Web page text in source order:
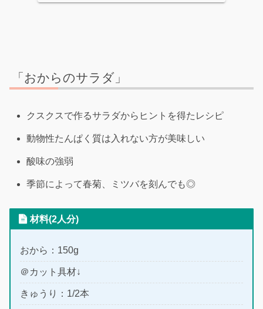
「おからのサラダ」
クスクスで作るサラダからヒントを得たレシピ
動物性たんぱく質は入れない方が美味しい
酸味の強弱
季節によって春菊、ミツバを刻んでも◎
材料(2人分)
おから：150g
＠カット具材↓
きゅうり：1/2本